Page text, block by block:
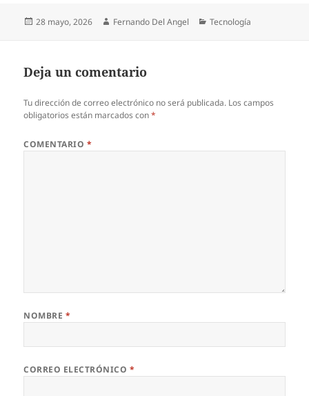
Publicado
28 mayo, 2026 Autor
Fernando Del Angel Categorías
Tecnología
Deja un comentario
Tu dirección de correo electrónico no será publicada. Los campos
obligatorios están marcados con*
COMENTARIO *
NOMBRE *
CORREO ELECTRÓNICO *